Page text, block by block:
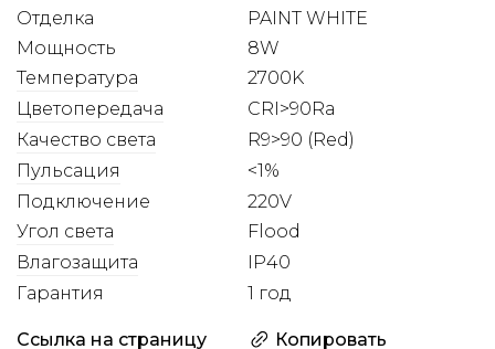
Угол света Flood
Отделка
PAINT WHITE
Мощность
8W
Пульсация
<1%
Подключение
220V
Цветопередача
CRI>90Ra
Качество света
R9>90 (Red)
Влагозащита IP40
Температура 2700K
Гарантия 1 год
Ссылка на страницу Копировать